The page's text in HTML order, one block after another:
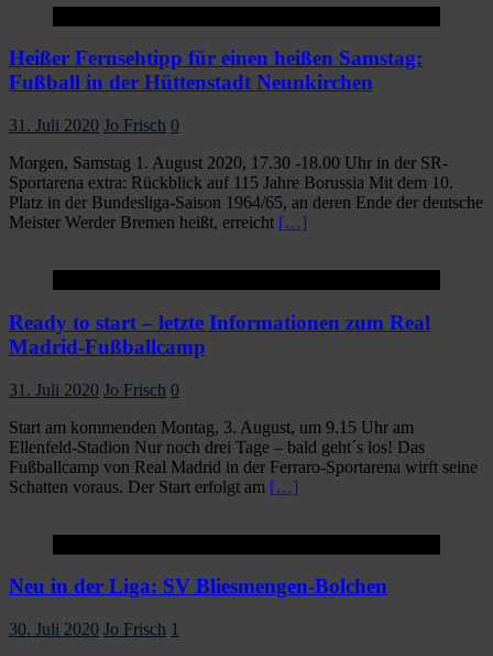
Heißer Fernsehtipp für einen heißen Samstag:
Fußball in der Hüttenstadt Neunkirchen
31. Juli 2020 Jo Frisch 0
Morgen, Samstag 1. August 2020, 17.30 -18.00 Uhr in der SR-
Sportarena extra: Rückblick auf 115 Jahre Borussia Mit dem 10.
Platz in der Bundesliga-Saison 1964/65, an deren Ende der deutsche
Meister Werder Bremen heißt, erreicht […]
Ready to start – letzte Informationen zum Real
Madrid-Fußballcamp
31. Juli 2020 Jo Frisch 0
Start am kommenden Montag, 3. August, um 9.15 Uhr am
Ellenfeld-Stadion Nur noch drei Tage – bald geht´s los! Das
Fußballcamp von Real Madrid in der Ferraro-Sportarena wirft seine
Schatten voraus. Der Start erfolgt am […]
Neu in der Liga: SV Bliesmengen-Bolchen
30. Juli 2020 Jo Frisch 1